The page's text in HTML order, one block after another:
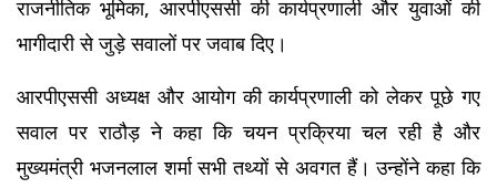
राजनीतिक भूमिका, आरपीएससी की कार्यप्रणाली और युवाओं की
भागीदारी से जुड़े सवालों पर जवाब दिए।
आरपीएससी अध्यक्ष और आयोग की कार्यप्रणाली को लेकर पूछे गए
सवाल पर राठौड़ ने कहा कि चयन प्रक्रिया चल रही है और
मुख्यमंत्री भजनलाल शर्मा सभी तथ्यों से अवगत हैं। उन्होंने कहा कि